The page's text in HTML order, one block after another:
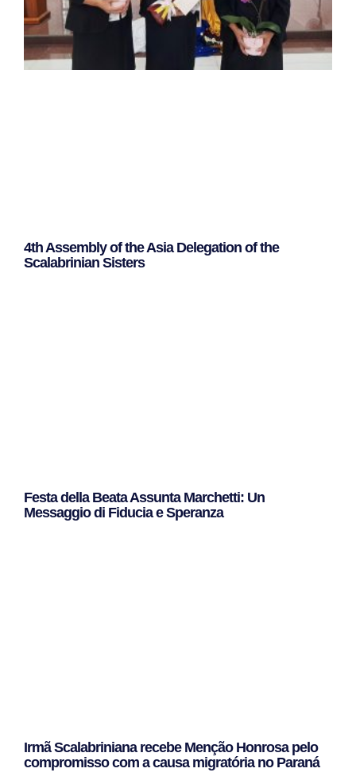
4th Assembly of the Asia Delegation of the
Scalabrinian Sisters
Festa della Beata Assunta Marchetti: Un
Messaggio di Fiducia e Speranza
Irmã Scalabriniana recebe Menção Honrosa pelo
compromisso com a causa migratória no Paraná